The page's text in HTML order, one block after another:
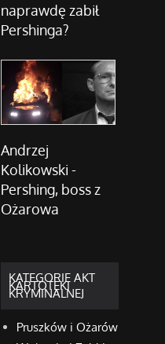
naprawdę zabił
Pershinga?
Andrzej
Kolikowski -
Pershing, boss z
Ożarowa
KATEGORIE AKT
KARTOTEKI
KRYMINALNEJ
Pruszków i Ożarów